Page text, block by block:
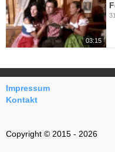
03:15
Impressum
Kontakt
Copyright © 2015 - 2026